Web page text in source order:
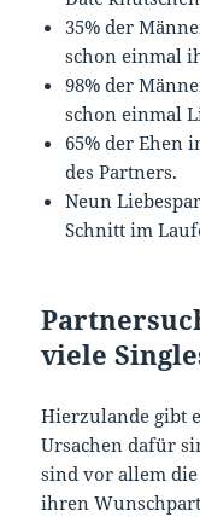
35% der
schon einmal
98% der
schon einmal
65% der Ehen
des Partners.
Neun
Schnitt im
viele
Hierzulande gibt
Ursachen dafür
sind vor allem
ihren